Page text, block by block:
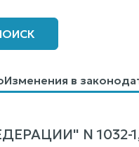
Изменения в
N 1032-1,